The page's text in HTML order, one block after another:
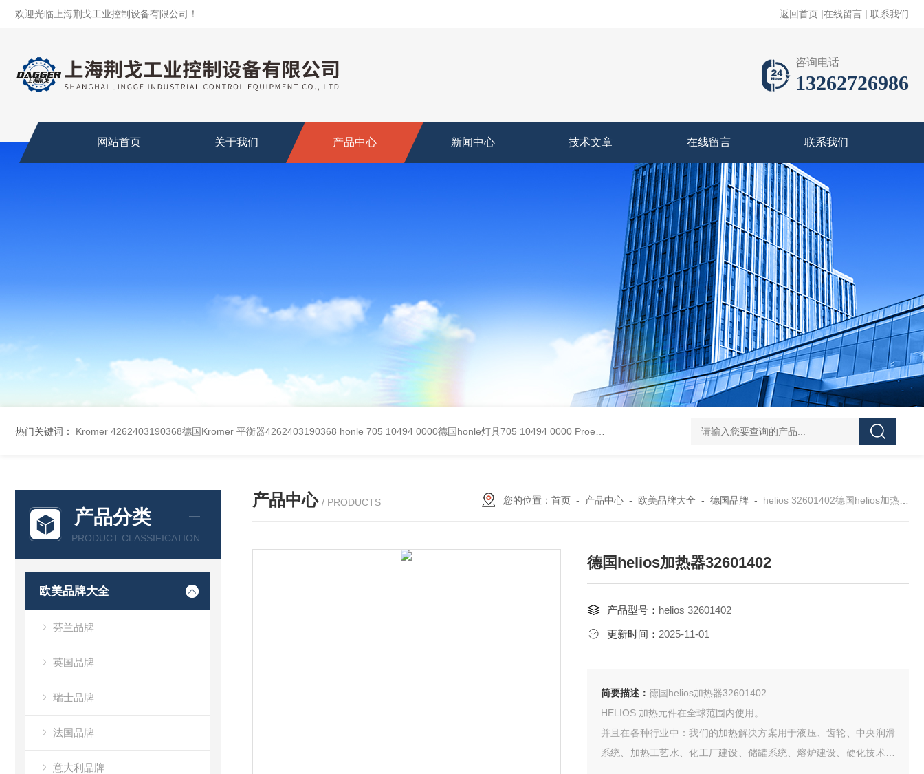
欢迎光临上海荆戈工业控制设备有限公司！ 返回首页 |在线留言 | 联系我们
咨询电话
13262726986
网站首页 关于我们 产品中心 新闻中心 技术文章 在线留言 联系我们
热门关键词： Kromer 4262403190368德国Kromer 平衡器4262403190368 honle 705 10494 0000德国honle灯具705 10494 0000 Proemion wireless 4001德国Proemion模块CANlink wireless 4001 asutec ASU-
产品分类
PRODUCT CLASSIFICATION
欧美品牌大全
芬兰品牌
英国品牌
瑞士品牌
法国品牌
意大利品牌
产品中心 / PRODUCTS 您的位置： 首页- 产品中心- 欧美品牌大全 - 德国品牌 - helios 32601402德国helios加热器32601402
德国helios加热器32601402
产品型号： helios 32601402
更新时间： 2025-11-01
简要描述： 德国helios加热器32601402
HELIOS 加热元件在全球范围内使用。
并且在各种行业中：我们的加热解决方案用于液压、齿轮、中央润滑
系统、加热工艺水、化工厂建设、储罐系统、熔炉建设、硬化技术、